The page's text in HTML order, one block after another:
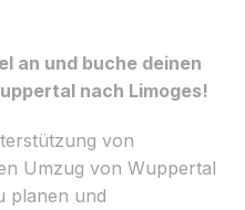
an und buche deinen
nach Limoges!
von
Umzug von Wuppertal
planen und